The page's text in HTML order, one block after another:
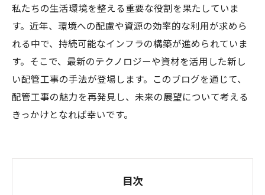
私たちの生活環境を整える重要な役割を果たしていま
す。近年、環境への配慮や資源の効率的な利用が求めら
れる中で、持続可能なインフラの構築が進められていま
す。そこで、最新のテクノロジーや資材を活用した新し
い配管工事の手法が登場します。このブログを通じて、
配管工事の魅力を再発見し、未来の展望について考える
きっかけとなれば幸いです。
目次